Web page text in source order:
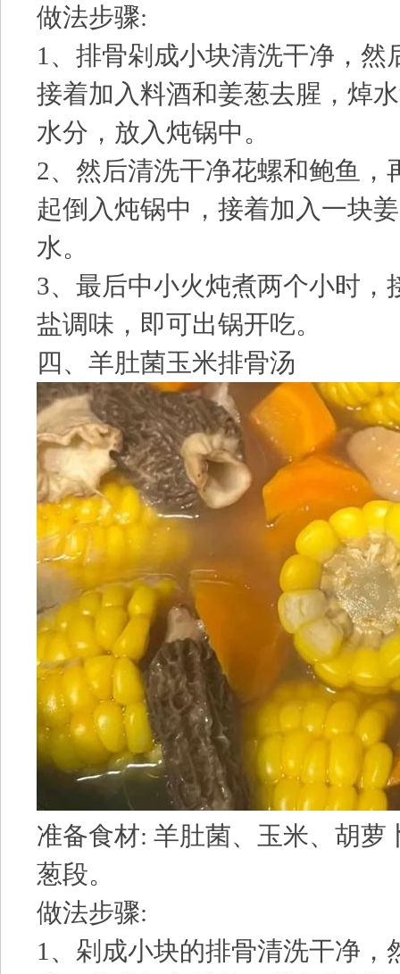
做法步骤:
1、排骨剁成小块清洗干净，然
接着加入料酒和姜葱去腥，焯
水分，放入炖锅中。
2、然后清洗干净花螺和鲍鱼，
起倒入炖锅中，接着加入一块
水。
3、最后中小火炖煮两个小时，
盐调味，即可出锅开吃。
四、羊肚菌玉米排骨汤
准备食材: 羊肚菌、玉米、胡萝
葱段。
做法步骤:
1、剁成小块的排骨清洗干净，